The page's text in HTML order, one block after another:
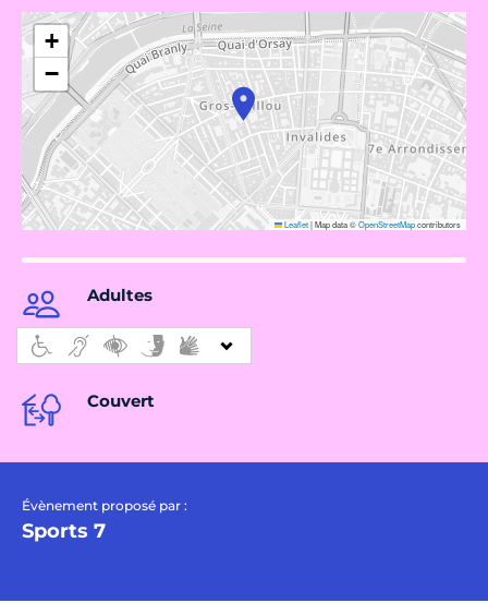
+
−
Leaflet|Map data ©OpenStreetMapcontributors
Adultes
Couvert
Évènement proposé par :
Sports 7